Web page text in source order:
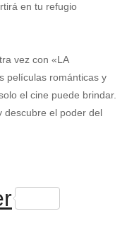
en tu refugio
vez con «LA
películas románticas y
el cine puede brindar.
descubre el poder del